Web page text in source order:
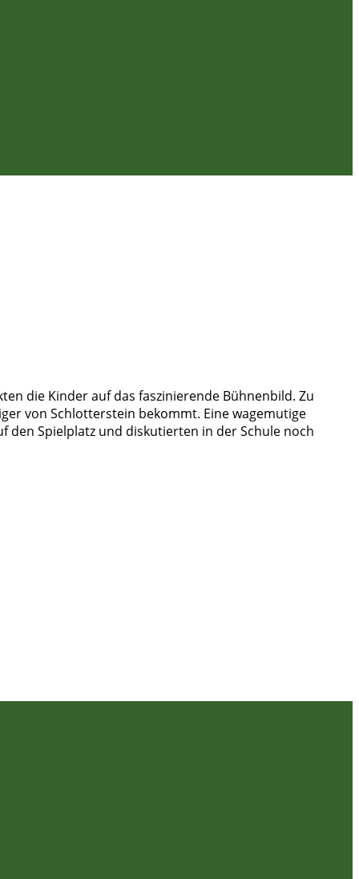
die Kinder auf das faszinierende Bühnenbild. Zu
von Schlotterstein bekommt. Eine wagemutige
den Spielplatz und diskutierten in der Schule noch